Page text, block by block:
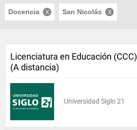
Docencia San Nicolás
Licenciatura en Educación (CCC)
(A distancia)
Universidad Siglo 21